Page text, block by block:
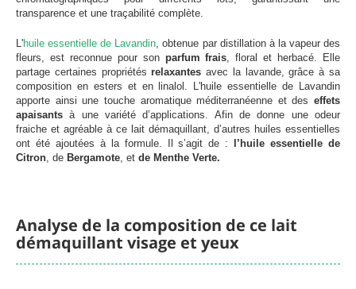
transparence et une traçabilité complète.
L'huile essentielle de Lavandin, obtenue par distillation à la vapeur des
fleurs, est reconnue pour son parfum frais, floral et herbacé. Elle
partage certaines propriétésrelaxantes avec la lavande, grâce à sa
composition en esters et en linalol. L'huile essentielle de Lavandin
apporte ainsi une touche aromatique méditerranéenne et des effets
apaisants à une variété d’applications. Afin de donne une odeur
fraiche et agréable à ce lait démaquillant, d’autres huiles essentielles
ont été ajoutées à la formule. Il s’agit de :
l’huile essentielle de
Citron, de Bergamote, et de Menthe Verte.
Analyse de la composition de ce lait
démaquillant visage et yeux